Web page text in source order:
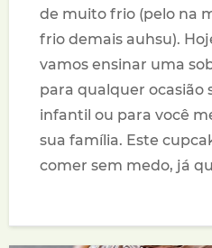
de muito frio (pelo na
frio demais auhsu).
vamos ensinar uma
para qualquer ocasião
infantil ou para você
sua família. Este
comer sem medo, já